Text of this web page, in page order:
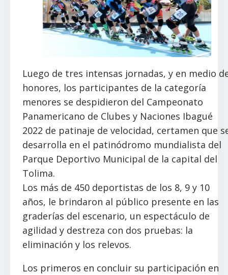
Luego de tres intensas jornadas, y en medio
honores, los participantes de la categoría
menores se despidieron del Campeonato
Panamericano de Clubes y Naciones Ibagué
2022 de patinaje de velocidad, certamen que
desarrolla en el patinódromo mundialista del
Parque Deportivo Municipal de la capital del
Tolima.
Los más de 450 deportistas de los 8, 9 y 10
años, le brindaron al público presente en las
graderías del escenario, un espectáculo de
agilidad y destreza con dos pruebas: la
eliminación y los relevos.
Los primeros en concluir su participación en